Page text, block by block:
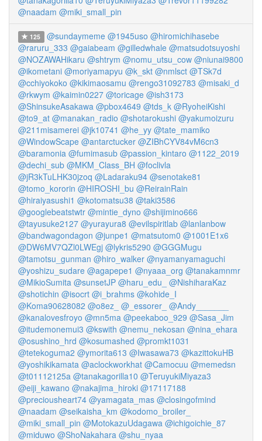
@naadam @miki_small_pin
125 @sundaymeme @1945uso @hiromichihasebe
@raruru_333 @gaiabeam @gilledwhale @matsudotsuyoshi
@NOZAWAHikaru @shtrym @nomu_utsu_cow @niunai9800
@ikometani @moriyamapyu @k_skt @nmlsct @TSk7d
@cchiyokoko @kikimaosamu @rengo31092783 @misaki_d
@rkwym @kaimin0227 @toricage @ish3173
@ShinsukeAsakawa @pbox4649 @tds_k @RyoheiKishi
@to9_at @manakan_radio @shotarokushi @yakumoizuru
@211misamerei @jk10741 @he_yy @tate_mamiko
@WindowScape @antarctucker @ZIBhCYV84vM6cn3
@baramonia @fumimasub @passion_kintaro @1122_2019
@dechi_sub @MKM_Class_BH @foclivla
@jR3kTuLHK30jzoq @Ladaraku94 @senotake81
@tomo_kororin @HIROSHI_bu @ReirainRain
@hiraiyasushi1 @kotomatsu38 @taki3586
@googlebeatstwtr @mintie_dyno @shijimino666
@tayusuke2127 @yurayura8 @evilspiritlab @lanlanbow
@bandwagondagon @junpe1 @matsutom0 @1001E1x6
@DW6MV7QZl0LWEgj @lykris5290 @GGGMugu
@tamotsu_gunman @hiro_walker @nyamanyamaguchi
@yoshizu_sudare @agapepe1 @nyaaa_org @tanakamnmr
@MikioSumita @sunsetJP @haru_edu_
@NishiharaKaz
@shotichin @isocrt @i_brahms @kohide_I
@Koma90628082 @o8ez_ @_essorer_ @Andy_______
@kanalovesfroyo @mn5ma @peekaboo_929 @Sasa_Jim
@itudemonemui3 @kswith @nemu_nekosan @nina_ehara
@osushino_hrd @kosumashed @promkt1031
@tetekoguma2 @ymorita613 @Iwasawa73 @kazittokuHB
@yoshikikamata @aclockworkhat @Camocuu @memedsn
@t01112125a @tanakagorilla10 @TeruyukiMiyaza3
@eiji_kawano @nakajima_hiroki @17117188
@preciousheart74 @yamagata_mas @closingofmind
@naadam @seikaisha_km @kodomo_broiler_
@miki_small_pin @MotokazuUdagawa @ichigoichie_87
@miduwo @ShoNakahara @shu_nyaa